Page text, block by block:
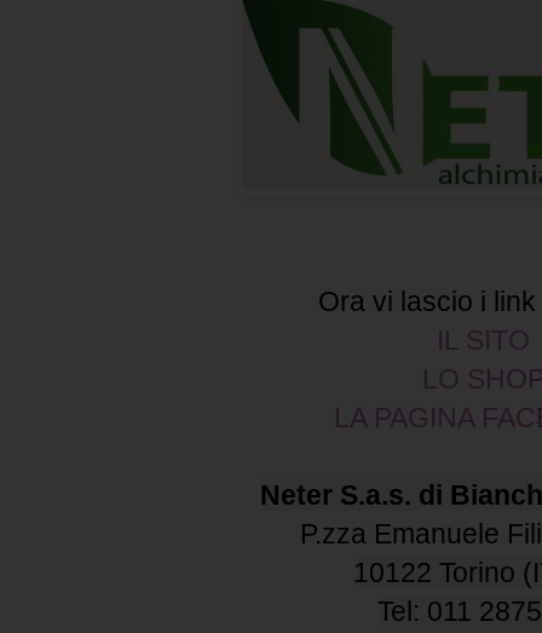
Ora vi lascio i
IL SITO
LO
LA PAGINA
Neter S.a.s. di
P.zza Emanuele
10122 Torino
Tel: 011